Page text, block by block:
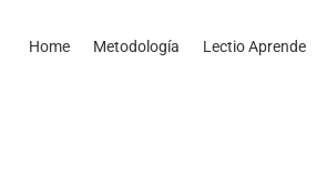
Home Metodología Lectio Aprende